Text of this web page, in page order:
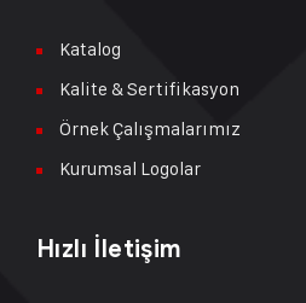
Katalog
Kalite & Sertifikasyon
Örnek Çalışmalarımız
Kurumsal Logolar
Hızlı İletişim